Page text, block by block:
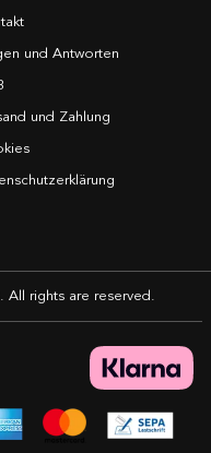
und Antworten
und Zahlung
All rights are reserved.